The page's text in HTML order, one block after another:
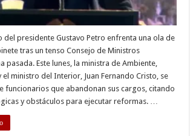
del presidente Gustavo Petro enfrenta una ola de
tras un tenso Consejo de Ministros
pasada. Este lunes, la ministra de Ambiente,
el ministro del Interior, Juan Fernando Cristo, se
funcionarios que abandonan sus cargos, citando
y obstáculos para ejecutar reformas. …